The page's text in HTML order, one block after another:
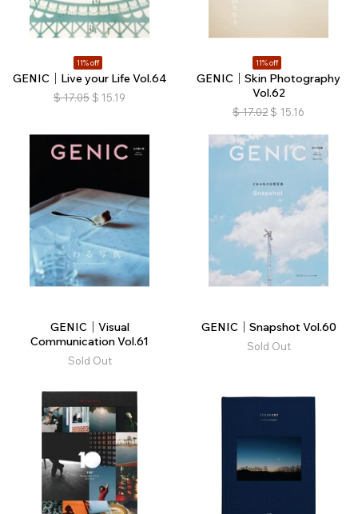
11% off
GENIC｜Live your Life Vol.64
$ 17.05 $ 15.19
11% off
GENIC｜Skin Photography
Vol.62
$ 17.02 $ 15.16
GENIC｜Visual
Communication Vol.61
Sold Out
GENIC｜Snapshot Vol.60
Sold Out